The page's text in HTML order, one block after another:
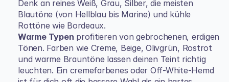
Denk an reines Weiß, Grau, Silber, die meisten
Blautöne (von Hellblau bis Marine) und kühle
Rottöne wie Bordeaux.
Warme Typen profitieren von gebrochenen, erdigen
Tönen. Farben wie Creme, Beige, Olivgrün, Rostrot
und warme Brauntöne lassen deinen Teint richtig
leuchten. Ein cremefarbenes oder Off-White-Hemd